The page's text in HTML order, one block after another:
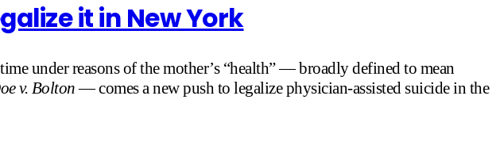
it in New York
under reasons of the mother’s “health” — broadly defined to mean
v. Bolton— comes a new push to legalize physician-assisted suicide in the